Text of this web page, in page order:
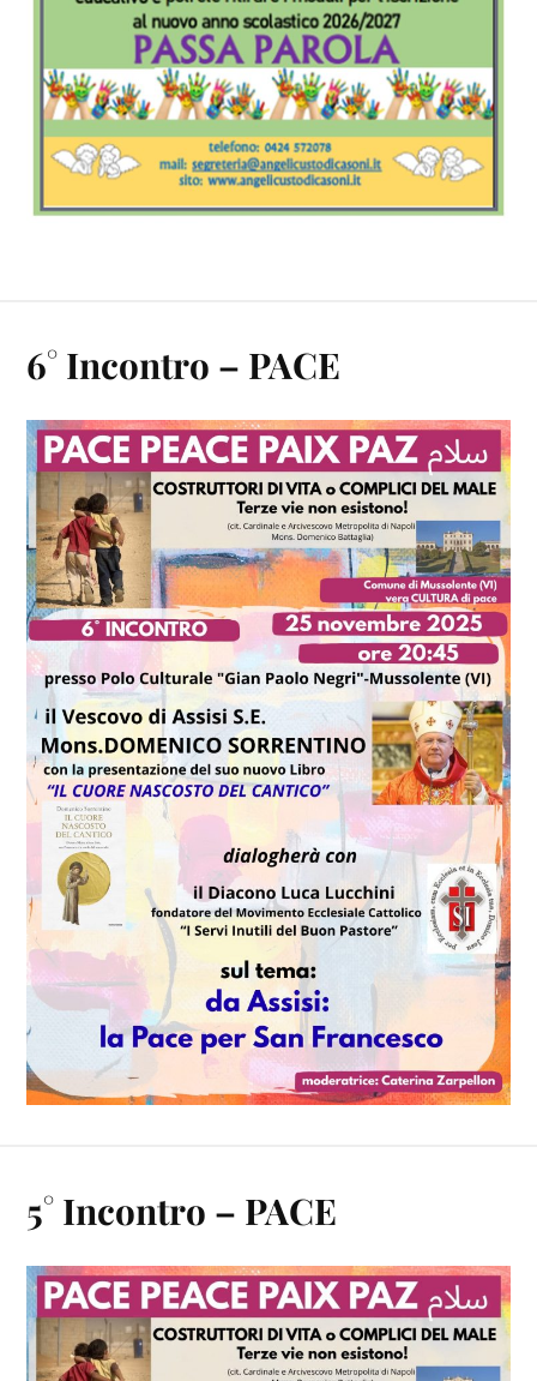
6° Incontro – PACE
5° Incontro – PACE